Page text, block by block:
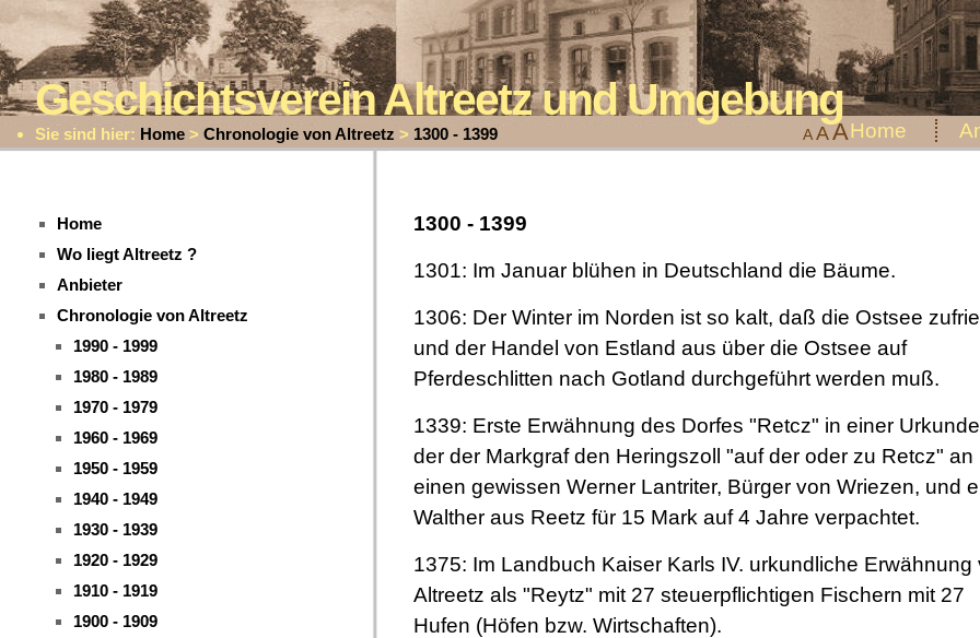
Geschichtsverein Altreetz und Umgebung
Sie sind hier: Home > Chronologie von Altreetz > 1300 - 1399 AAAHome
Home
Wo liegt Altreetz ?
Anbieter
Chronologie von Altreetz
1990 - 1999
1980 - 1989
1970 - 1979
1960 - 1969
1950 - 1959
1940 - 1949
1930 - 1939
1920 - 1929
1910 - 1919
1900 - 1909
1300 - 1399
1301: Im Januar blühen in Deutschland die Bäume.
1306: Der Winter im Norden ist so kalt, daß die Ostsee
und der Handel von Estland aus über die Ostsee auf
Pferdeschlitten nach Gotland durchgeführt werden muß.
1339: Erste Erwähnung des Dorfes "Retcz" in einer
der der Markgraf den Heringszoll "auf der oder zu Retcz" an
einen gewissen Werner Lantriter, Bürger von Wriezen, und
Walther aus Reetz für 15 Mark auf 4 Jahre verpachtet.
1375: Im Landbuch Kaiser Karls IV. urkundliche Erwähnung
Altreetz als "Reytz" mit 27 steuerpflichtigen Fischern mit 27
Hufen (Höfen bzw. Wirtschaften).